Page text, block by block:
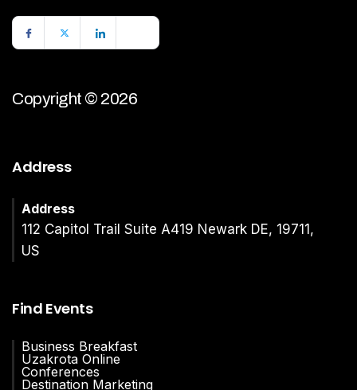
Copyright © 2026
Address
Address
112 Capitol Trail Suite A419 Newark DE, 19711,
US
Find Events
Business Breakfast
Uzakrota Online
Conferences
Destination Marketing